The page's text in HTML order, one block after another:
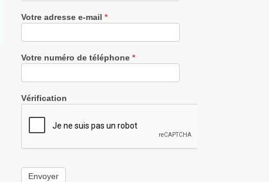
prépare de...
Votre adresse e-mail *
Votre numéro de téléphone *
Vérification
Envoyer